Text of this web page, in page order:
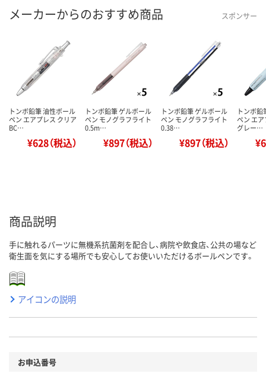
メーカーからのおすすめ商品 スポンサー
トンボ鉛筆 油性ボール
ペン エアプレス クリア
BC…
¥628（税込）
トンボ鉛筆 ゲルボール
ペン モノグラフライト
0.5m…
¥897（税込）
トンボ鉛筆 ゲルボール
ペン モノグラフライト
0.38…
¥897（税込）
トンボ鉛
ペン エ
グレー…
商品説明
手に触れるパーツに無機系抗菌剤を配合し、病院や飲食店、公共の場など
衛生面を気にする場所でも安心してお使いいただけるボールペンです。
アイコンの説明
お申込番号